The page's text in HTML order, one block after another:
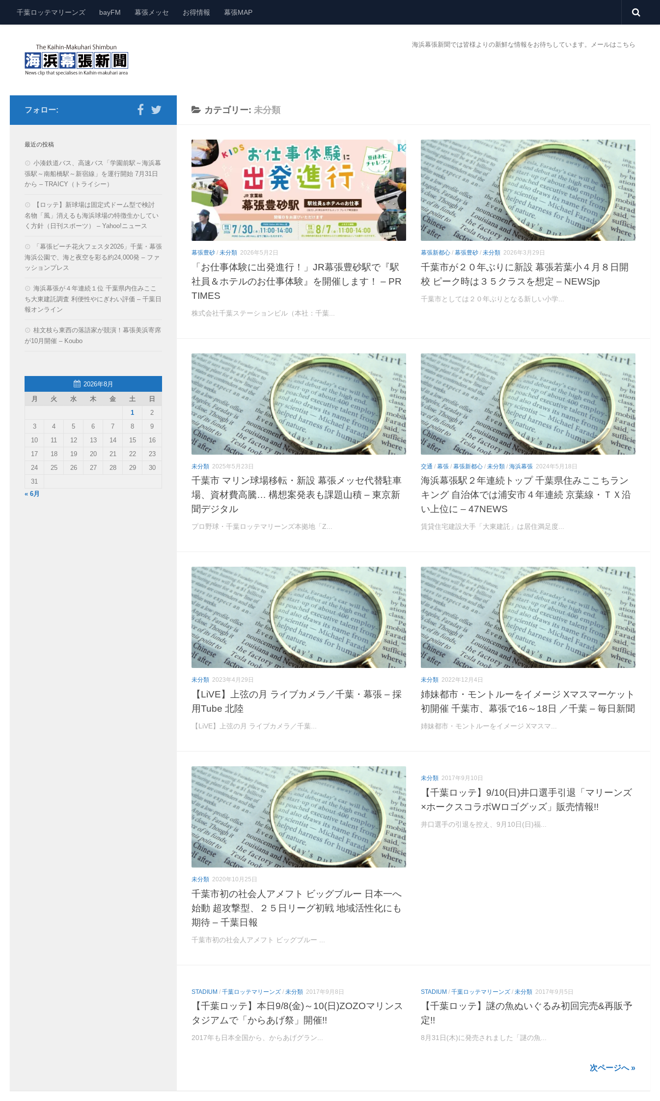
千葉ロッテマリーンズ bayFM 幕張メッセ お得情報 幕張MAP
海浜幕張新聞では皆様よりの新鮮な情報をお待ちしています。 メールはこちら
カテゴリー: 未分類
幕張豊砂 / 未分類 2026年5月2日
「お仕事体験に出発進行！」JR幕張豊砂駅で『駅
社員＆ホテルのお仕事体験』を開催します！ – PR
TIMES
株式会社千葉ステーションビル（本社：千葉...
幕張新都心 / 幕張豊砂 / 未分類 2026年3月29日
千葉市が２０年ぶりに新設 幕張若葉小４月８日開
校 ピーク時は３５クラスを想定 – NEWSjp
千葉市としては２０年ぶりとなる新しい小学...
未分類 2025年5月23日
千葉市 マリン球場移転・新設 幕張メッセ代替駐車
場、資材費高騰… 構想案発表も課題山積 – 東京新
聞デジタル
プロ野球・千葉ロッテマリーンズ本拠地「Z...
交通 / 幕張 / 幕張新都心 / 未分類 / 海浜幕張 2024年5月18日
海浜幕張駅２年連続トップ 千葉県住みここちラン
キング 自治体では浦安市４年連続 京葉線・ＴＸ沿
い上位に – 47NEWS
賃貸住宅建設大手「大東建託」は居住満足度...
未分類 2023年4月29日
【LiVE】上弦の月 ライブカメラ／千葉・幕張 – 採
用Tube 北陸
【LiVE】上弦の月 ライブカメラ／千葉...
未分類 2022年12月4日
姉妹都市・モントルーをイメージ Xマスマーケット
初開催 千葉市、幕張で16～18日 ／千葉 – 毎日新聞
姉妹都市・モントルーをイメージ Xマスマ...
未分類 2020年10月25日
千葉市初の社会人アメフト ビッグブルー 日本一へ
始動 超攻撃型、２５日リーグ初戦 地域活性化にも
期待 – 千葉日報
千葉市初の社会人アメフト ビッグブルー ...
未分類 2017年9月10日
【千葉ロッテ】9/10(日)井口選手引退「マリーンズ
×ホークスコラボWロゴグッズ」販売情報!!
井口選手の引退を控え、9月10日(日)福...
STADIUM / 千葉ロッテマリーンズ / 未分類 2017年9月8日
【千葉ロッテ】本日9/8(金)～10(日)ZOZOマリンス
タジアムで「からあげ祭」開催!!
2017年も日本全国から、からあげグラン...
STADIUM / 千葉ロッテマリーンズ / 未分類 2017年9月5日
【千葉ロッテ】謎の魚ぬいぐるみ初回完売&再販予
定!!
8月31日(木)に発売されました「謎の魚...
次ページへ »
フォロー:
最近の投稿
小湊鉄道バス、高速バス「学園前駅～海浜幕
張駅～南船橋駅～新宿線」を運行開始 7月31日
から – TRAICY（トライシー）
【ロッテ】新球場は固定式ドーム型で検討
名物「風」消えるも海浜球場の特徴生かしてい
く方針（日刊スポーツ） – Yahoo!ニュース
「幕張ビーチ花火フェスタ2026」千葉・幕張
海浜公園で、海と夜空を彩る約24,000発 – ファ
ッションプレス
海浜幕張が４年連続１位 千葉県内住みここ
ち大東建託調査 利便性やにぎわい評価 – 千葉日
報オンライン
桂文枝ら東西の落語家が競演！幕張美浜寄席
が10月開催 – Koubo
2026年8月
月
火 水 木 金 土
日
1
2
3
4 5 6 7 8
9
10
11 12 13 14 15
16
17
18 19 20 21 22
23
24
25 26 27 28 29
30
31
« 6月